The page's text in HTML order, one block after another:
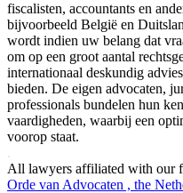
fiscalisten, accountants en
bijvoorbeeld België en
wordt indien uw belang dat
om op een groot aantal
internationaal deskundig
bieden. De eigen advocaten,
professionals bundelen hun
vaardigheden, waarbij een
voorop staat.
.
All lawyers affiliated with our
Orde van Advocaten , the